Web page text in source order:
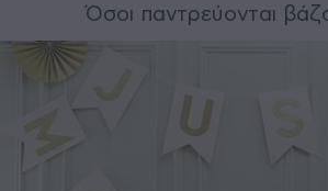
Όσοι παντρεύονται